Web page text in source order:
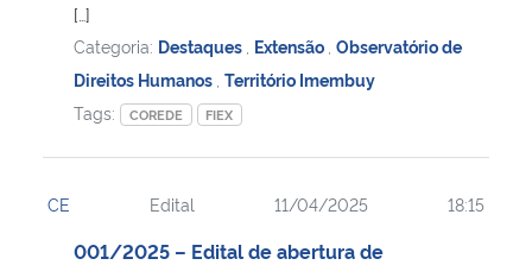
[…]
Categoria: Destaques Extensão Observatório de
Direitos Humanos Território Imembuy
Tags:
COREDE FIEX
CE Edital 11/04/2025 18:15
001/2025 – Edital de abertura de